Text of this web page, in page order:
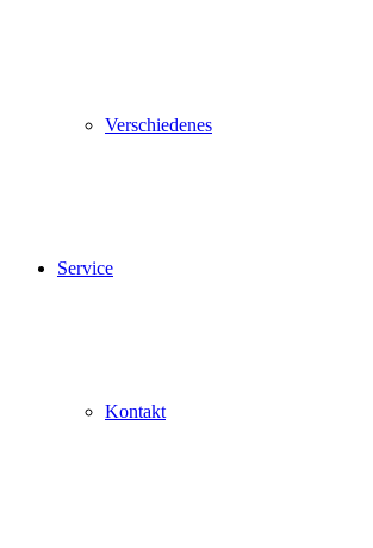
Verschiedenes
Service
Kontakt